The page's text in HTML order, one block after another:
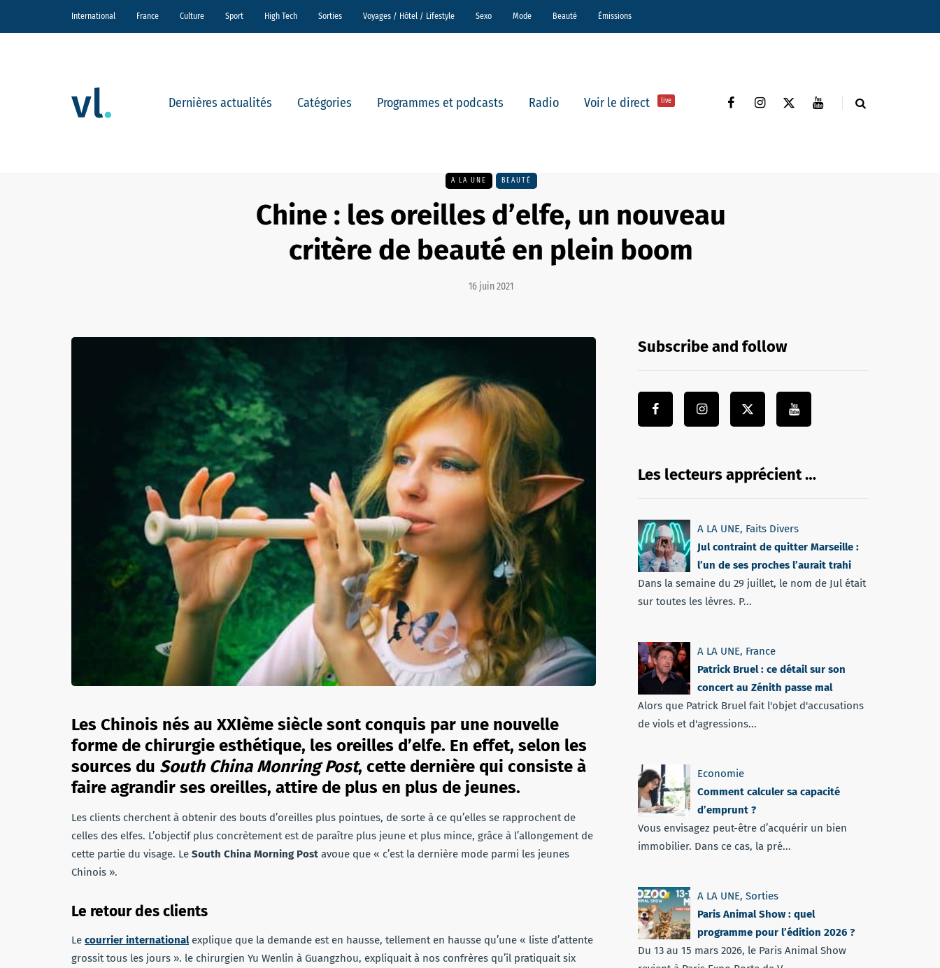
International France Culture Sport High Tech Sorties Voyages / Hôtel / Lifestyle Sexo Mode Beauté Émissions
Dernières actualités Catégories Programmes et podcasts Radio Voir le direct live
A LA UNE BEAUTÉ
Chine : les oreilles d’elfe, un nouveau
critère de beauté en plein boom
16 juin 2021
Les Chinois nés au XXIème siècle sont conquis par une nouvelle
forme de chirurgie esthétique, les oreilles d’elfe. En effet, selon les
sources du South China Monring Post, cette dernière qui consiste à
faire agrandir ses oreilles, attire de plus en plus de jeunes.
Les clients cherchent à obtenir des bouts d’oreilles plus pointues, de sorte à ce qu’elles se rapprochent de
celles des elfes. L’objectif plus concrètement est de paraître plus jeune et plus mince, grâce à l’allongement de
cette partie du visage. Le South China Morning Post avoue que « c’est la dernière mode parmi les jeunes
Chinois ».
Le retour des clients
Le courrier internationalexplique que la demande est en hausse, tellement en hausse qu’une « liste d’attente
grossit tous les jours ». le chirurgien Yu Wenlin à Guangzhou, expliquait à nos confrères qu’il pratiquait six
Subscribe and follow
Les lecteurs apprécient …
A LA UNE, Faits Divers
Jul contraint de quitter Marseille :
l’un de ses proches l’aurait trahi
Dans la semaine du 29 juillet, le nom de Jul était
sur toutes les lèvres. P...
A LA UNE, France
Patrick Bruel : ce détail sur son
concert au Zénith passe mal
Alors que Patrick Bruel fait l'objet d'accusations
de viols et d'agressions...
Economie
Comment calculer sa capacité
d’emprunt ?
Vous envisagez peut-être d’acquérir un bien
immobilier. Dans ce cas, la pré...
A LA UNE, Sorties
Paris Animal Show : quel
programme pour l’édition 2026 ?
Du 13 au 15 mars 2026, le Paris Animal Show